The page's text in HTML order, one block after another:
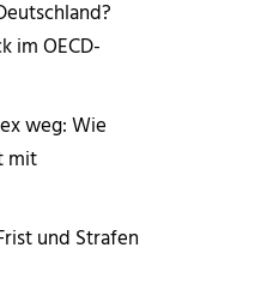
im OECD-
weg: Wie
mit
und Strafen